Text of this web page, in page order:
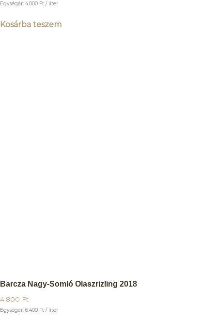
Egységár: 4.000 Ft / liter
Kosárba teszem
Barcza Nagy-Somló Olaszrizling 2018
4.800 Ft
Egységár: 6.400 Ft / liter